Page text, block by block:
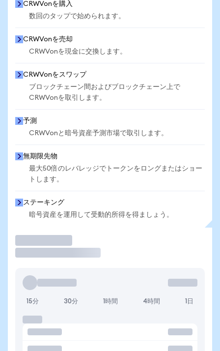
CRWVonを購入
数回のタップで始められます。
CRWVonを売却
CRWVonを現金に交換します。
CRWVonをスワップ
ブロックチェーン間およびブロックチェーン上で
CRWVonを取引します。
予測
CRWVonと暗号資産予測市場で取引します。
無期限先物
最大50倍のレバレッジでトークンをロングまたはショー
トします。
ステーキング
暗号資産を運用して受動的所得を得ましょう。
15分 30分 1時間 4時間 1日